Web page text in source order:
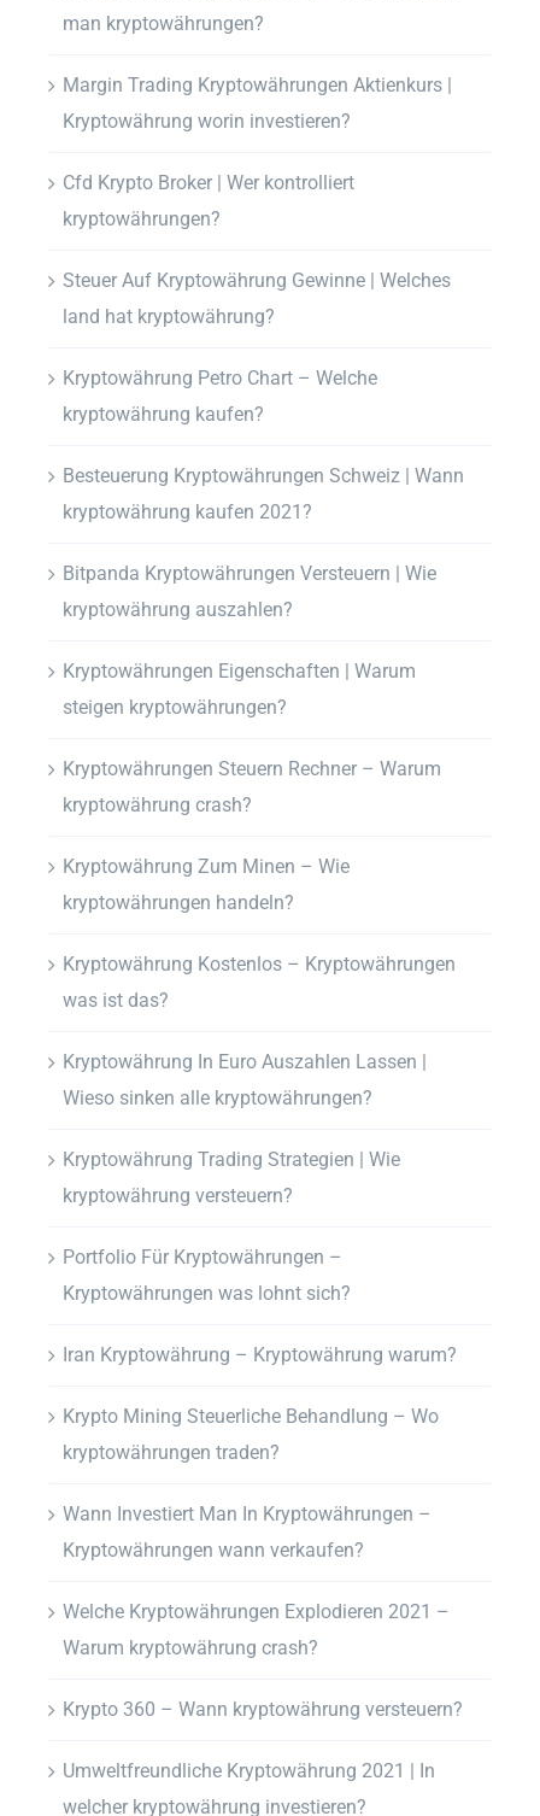
man kryptowährungen?
Margin Trading Kryptowährungen Aktienkurs |
Kryptowährung worin investieren?
Cfd Krypto Broker | Wer kontrolliert
kryptowährungen?
Steuer Auf Kryptowährung Gewinne | Welches
land hat kryptowährung?
Kryptowährung Petro Chart – Welche
kryptowährung kaufen?
Besteuerung Kryptowährungen Schweiz | Wann
kryptowährung kaufen 2021?
Bitpanda Kryptowährungen Versteuern | Wie
kryptowährung auszahlen?
Kryptowährungen Eigenschaften | Warum
steigen kryptowährungen?
Kryptowährungen Steuern Rechner – Warum
kryptowährung crash?
Kryptowährung Zum Minen – Wie
kryptowährungen handeln?
Kryptowährung Kostenlos – Kryptowährungen
was ist das?
Kryptowährung In Euro Auszahlen Lassen |
Wieso sinken alle kryptowährungen?
Kryptowährung Trading Strategien | Wie
kryptowährung versteuern?
Portfolio Für Kryptowährungen –
Kryptowährungen was lohnt sich?
Iran Kryptowährung – Kryptowährung warum?
Krypto Mining Steuerliche Behandlung – Wo
kryptowährungen traden?
Wann Investiert Man In Kryptowährungen –
Kryptowährungen wann verkaufen?
Welche Kryptowährungen Explodieren 2021 –
Warum kryptowährung crash?
Krypto 360 – Wann kryptowährung versteuern?
Umweltfreundliche Kryptowährung 2021 | In
welcher kryptowährung investieren?